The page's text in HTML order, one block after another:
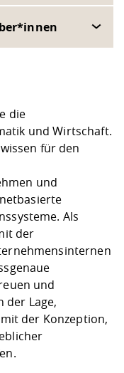
die
und Wirtschaft.
für den
und
Als
der
und
der Lage,
der Konzeption,